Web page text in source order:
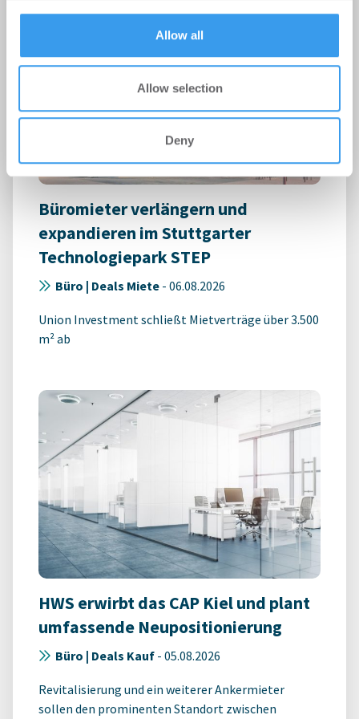
Allow all
Allow selection
Deny
Büromieter verlängern und
expandieren im Stuttgarter
Technologiepark STEP
Büro | Deals Miete - 06.08.2026
Union Investment schließt Mietverträge über 3.500
m² ab
HWS erwirbt das CAP Kiel und plant
umfassende Neupositionierung
Büro | Deals Kauf - 05.08.2026
Revitalisierung und ein weiterer Ankermieter
sollen den prominenten Standort zwischen